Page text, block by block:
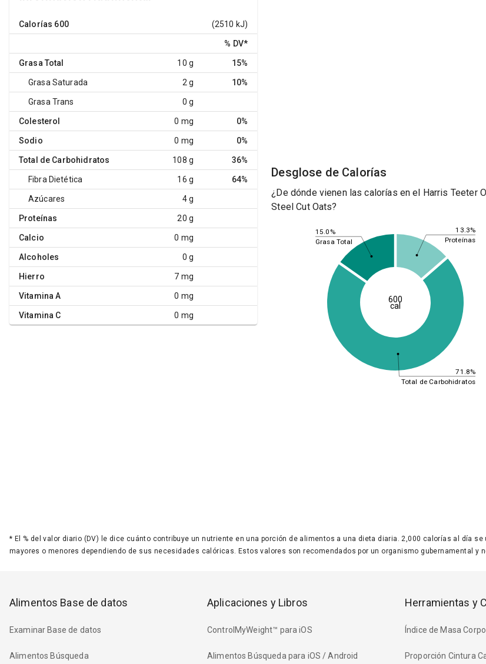
Calorías 600 (2510 kJ)
% DV*
Grasa Total 10 g 15%
Grasa Saturada 2 g 10%
Grasa Trans 0 g
Colesterol 0 mg 0%
Sodio 0 mg 0%
Total de Carbohidratos 108 g 36%
Fibra Dietética 16 g 64%
Azúcares 4 g
Proteínas 20 g
Calcio 0 mg
Alcoholes 0 g
Hierro 7 mg
Vitamina A 0 mg
Vitamina C 0 mg
Desglose de Calorías
¿De dónde vienen las calorías en el Harris Teeter
Steel Cut Oats?
13.3%
71.8%
15.0%
Proteínas
Total de Carbohidratos
Grasa Total
600
cal
* El % del valor diario (DV) le dice cuánto contribuye un nutriente en una porción de alimentos a una dieta diaria. 2,000 calorías al día
mayores o menores dependiendo de sus necesidades calóricas. Estos valores son recomendados por un organismo gubernamental y
Alimentos Base de datos
Examinar Base de datos
Alimentos Búsqueda
Aplicaciones y Libros
ControlMyWeight™ para iOS
Alimentos Búsqueda para iOS / Android
Herramientas y
Índice de Masa
Proporción Cintura